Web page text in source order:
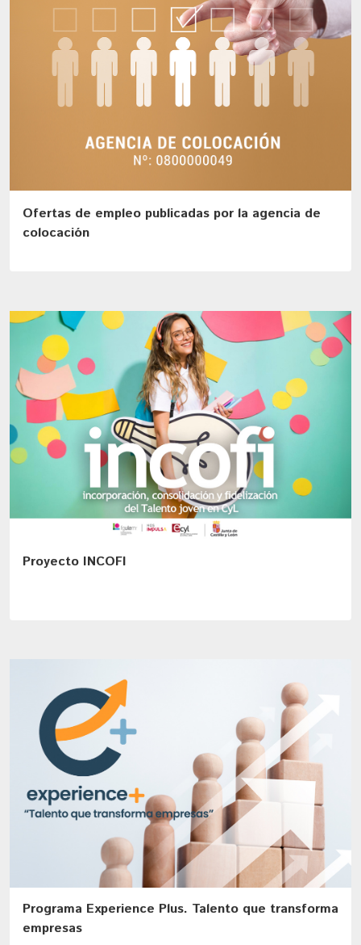
Ofertas de empleo publicadas por la agencia de
colocación
Proyecto INCOFI
Programa Experience Plus. Talento que transforma
empresas